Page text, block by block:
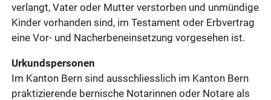
verlangt, Vater oder Mutter verstorben und unmündige
Kinder vorhanden sind, im Testament oder Erbvertrag
eine Vor- und Nacherbeneinsetzung vorgesehen ist.
Urkundspersonen
Im Kanton Bern sind ausschliesslich im Kanton Bern
praktizierende bernische Notarinnen oder Notare als